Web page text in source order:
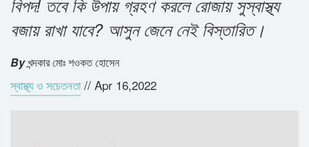
বিপদ! তবে কি উপায় গ্রহণ করলে রোজায় সুস্বাস্থ্য
বজায় রাখা যাবে? আসুন জেনে নেই বিস্তারিত।
Byখন্দকার মোঃ শওকত হোসেন
স্বাস্থ্য ও সচেতনতা // Apr 16,2022